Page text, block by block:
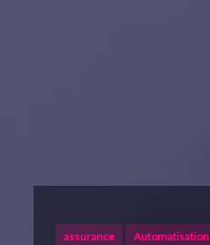
assurance Automatisation